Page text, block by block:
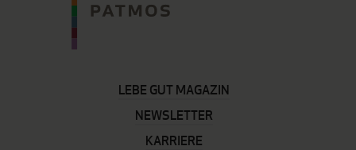
LEBE GUT MAGAZIN
NEWSLETTER
KARRIERE